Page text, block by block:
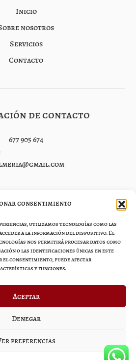
consentimiento
utilizamos tecnologías como las
a la información del dispositivo. El
nos permitirá procesar datos como
o las identificaciones únicas en este
consentimiento, puede afectar
y funciones.
Aceptar
Denegar
preferencias
Inicio
nosotros
Servicios
Contacto
de contacto
677 905 674
Aviso legal
de privacidad
Accesibilidad